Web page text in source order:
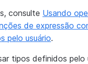
consulte Usando
de expressão
pelo usuário.
tipos definidos pelo